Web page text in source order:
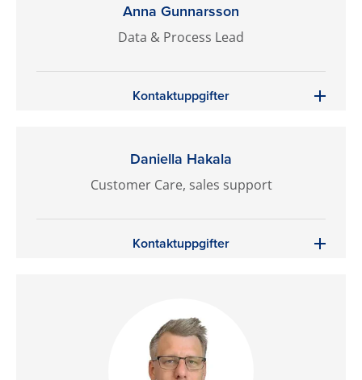
Anna Gunnarsson
Data & Process Lead
Kontaktuppgifter
Daniella Hakala
Customer Care, sales support
Kontaktuppgifter